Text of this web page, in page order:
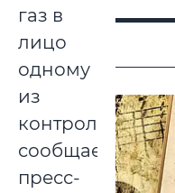
газ в
лицо
одному
из
контролеров,
сообщает
пресс-